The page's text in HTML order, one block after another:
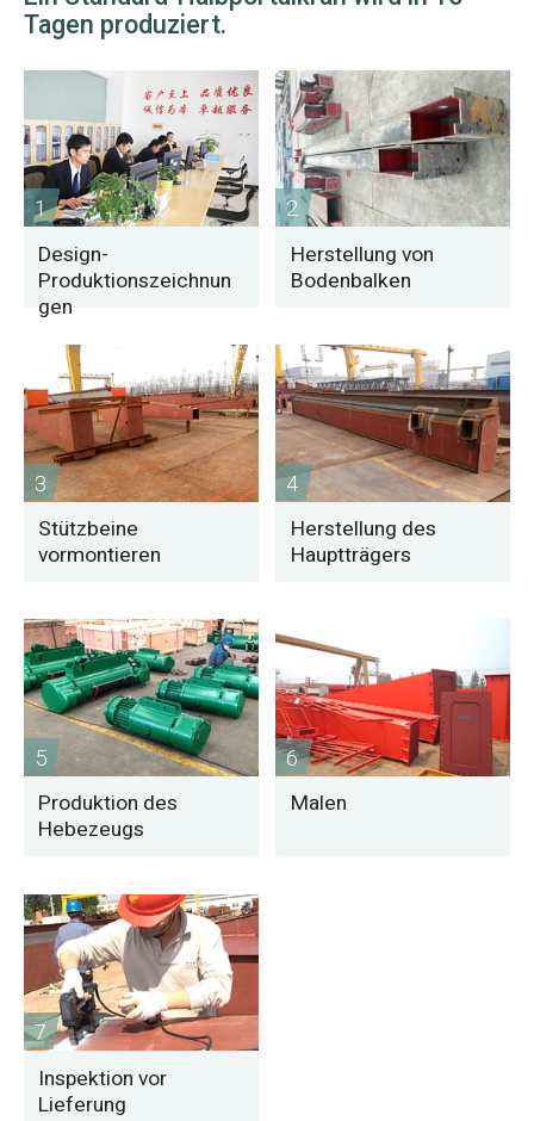
Tagen produziert.
1
Design-
Produktionszeichnun
gen
2
Herstellung von
Bodenbalken
3
Stützbeine
vormontieren
4
Herstellung des
Hauptträgers
5
Produktion des
Hebezeugs
6
Malen
7
Inspektion vor
Lieferung